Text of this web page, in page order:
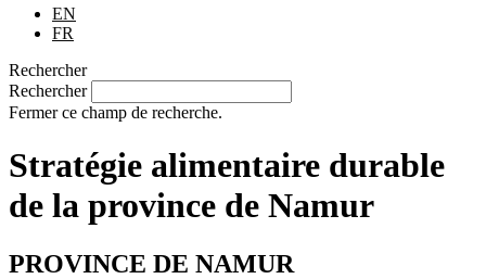
EN
FR
Rechercher
Rechercher
Fermer ce champ de recherche.
Stratégie alimentaire durable
de la province de Namur
PROVINCE DE NAMUR